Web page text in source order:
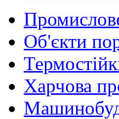
Об'єкти
Харчова